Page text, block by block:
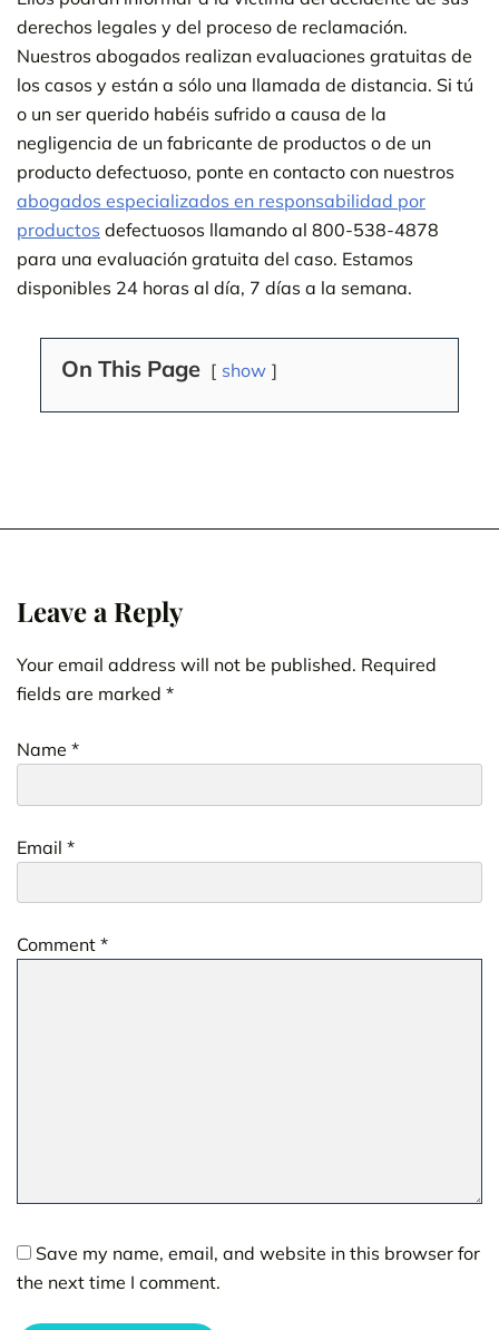
derechos legales y del proceso de reclamación.
Nuestros abogados realizan evaluaciones gratuitas de
los casos y están a sólo una llamada de distancia. Si tú
o un ser querido habéis sufrido a causa de la
negligencia de un fabricante de productos o de un
producto defectuoso, ponte en contacto con nuestros
abogados especializados en responsabilidad por
productos defectuosos llamando al 800-538-4878
para una evaluación gratuita del caso. Estamos
disponibles 24 horas al día, 7 días a la semana.
On This Page show
Leave a Reply
Your email address will not be published. Required
fields are marked *
Comment *
Name *
Email *
Save my name, email, and website in this browser for
the next time I comment.